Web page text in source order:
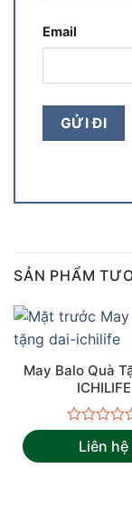
Email
SẢN PHẨM
May Balo Quà
ICHILIFE
xếp
hạng
Liên hệ